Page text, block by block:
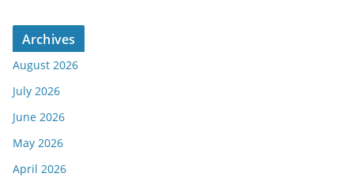
Archives
August 2026
July 2026
June 2026
May 2026
April 2026